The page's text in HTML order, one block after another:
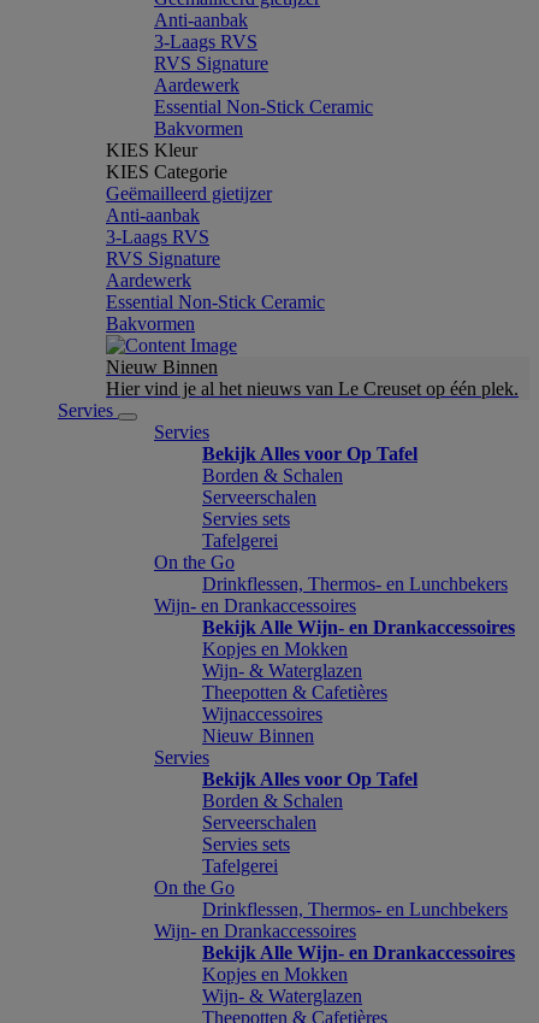
Anti-aanbak
3-Laags RVS
RVS Signature
Aardewerk
Essential Non-Stick Ceramic
Bakvormen
KIES Kleur
KIES Categorie
Geëmailleerd gietijzer
Anti-aanbak
3-Laags RVS
RVS Signature
Aardewerk
Essential Non-Stick Ceramic
Bakvormen
Nieuw Binnen
Hier vind je al het nieuws van Le Creuset op één plek.
Servies
Servies
Bekijk Alles voor Op Tafel
Borden & Schalen
Serveerschalen
Servies sets
Tafelgerei
On the Go
Drinkflessen, Thermos- en Lunchbekers
Wijn- en Drankaccessoires
Bekijk Alle Wijn- en Drankaccessoires
Kopjes en Mokken
Wijn- & Waterglazen
Theepotten & Cafetières
Wijnaccessoires
Nieuw Binnen
Servies
Bekijk Alles voor Op Tafel
Borden & Schalen
Serveerschalen
Servies sets
Tafelgerei
On the Go
Drinkflessen, Thermos- en Lunchbekers
Wijn- en Drankaccessoires
Bekijk Alle Wijn- en Drankaccessoires
Kopjes en Mokken
Wijn- & Waterglazen
Theepotten & Cafetières